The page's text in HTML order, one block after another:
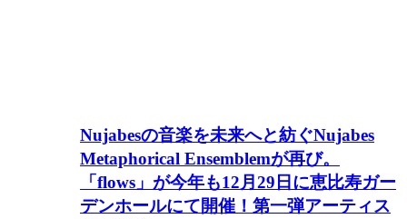
Nujabesの音楽を未来へと紡ぐNujabes
Metaphorical Ensemblemが再び。
「flows」が今年も12月29日に恵比寿ガー
デンホールにて開催！第一弾アーティス